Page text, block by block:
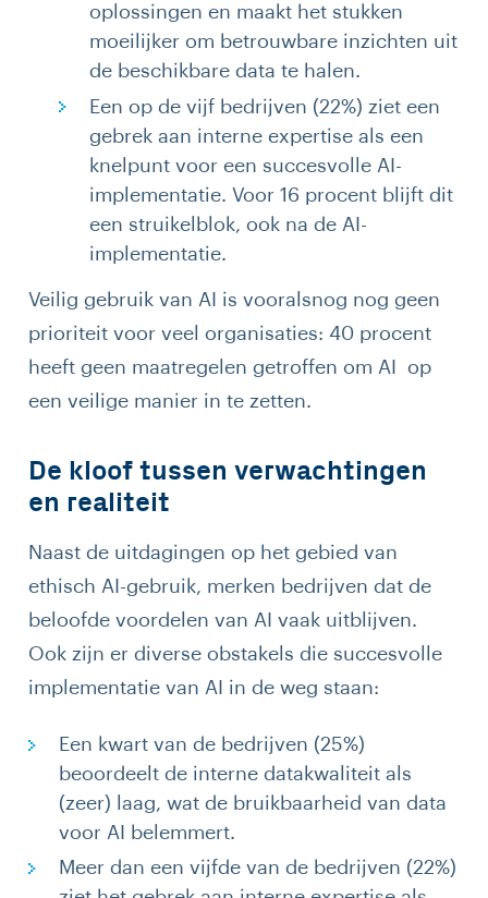
oplossingen en maakt het stukken
moeilijker om betrouwbare inzichten uit
de beschikbare data te halen.
Een op de vijf bedrijven (22%) ziet een
gebrek aan interne expertise als een
knelpunt voor een succesvolle AI-
implementatie. Voor 16 procent blijft dit
een struikelblok, ook na de AI-
implementatie.
Veilig gebruik van AI is vooralsnog nog geen
prioriteit voor veel organisaties: 40 procent
heeft geen maatregelen getroffen om AI op
een veilige manier in te zetten.
De kloof tussen verwachtingen
en realiteit
Naast de uitdagingen op het gebied van
ethisch AI-gebruik, merken bedrijven dat de
beloofde voordelen van AI vaak uitblijven.
Ook zijn er diverse obstakels die succesvolle
implementatie van AI in de weg staan:
Een kwart van de bedrijven (25%)
beoordeelt de interne datakwaliteit als
(zeer) laag, wat de bruikbaarheid van data
voor AI belemmert.
Meer dan een vijfde van de bedrijven (22%)